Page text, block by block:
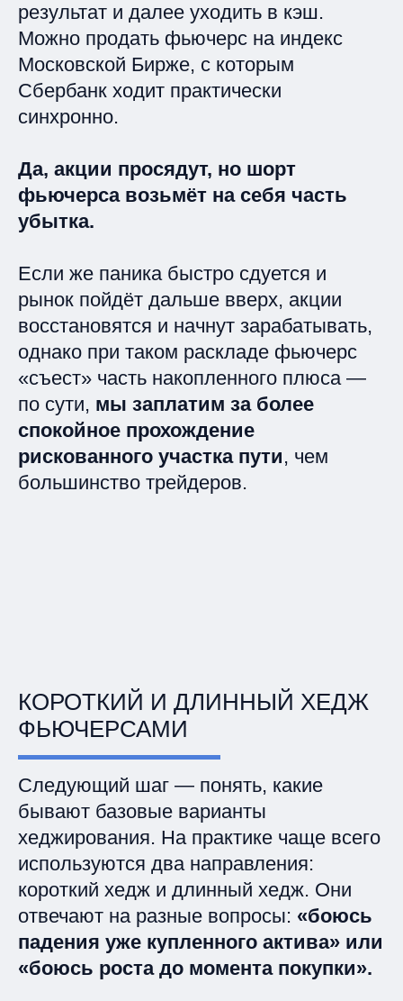
результат и далее уходить в кэш.
Можно продать фьючерс на индекс
Московской Бирже, с которым
Сбербанк ходит практически
синхронно.
Да, акции просядут, но шорт
фьючерса возьмёт на себя часть
убытка.
Если же паника быстро сдуется и
рынок пойдёт дальше вверх, акции
восстановятся и начнут зарабатывать,
однако при таком раскладе фьючерс
«съест» часть накопленного плюса —
по сути, мы заплатим за более
спокойное прохождение
рискованного участка пути, чем
большинство трейдеров.
КОРОТКИЙ И ДЛИННЫЙ ХЕДЖ
ФЬЮЧЕРСАМИ
Следующий шаг — понять, какие
бывают базовые варианты
хеджирования. На практике чаще всего
используются два направления:
короткий хедж и длинный хедж. Они
отвечают на разные вопросы: «боюсь
падения уже купленного актива» или
«боюсь роста до момента покупки».